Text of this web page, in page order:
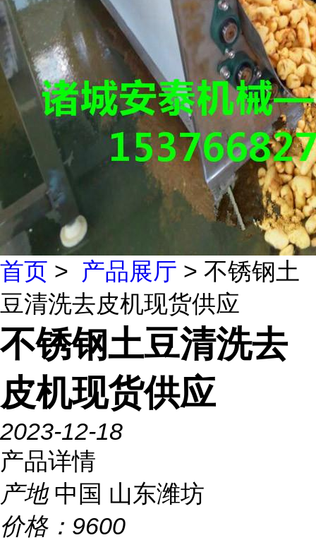
首页 > 产品展厅 > 不锈钢土
豆清洗去皮机现货供应
不锈钢土豆清洗去
皮机现货供应
2023-12-18
产品详情
产地 中国 山东潍坊
价格： 9600